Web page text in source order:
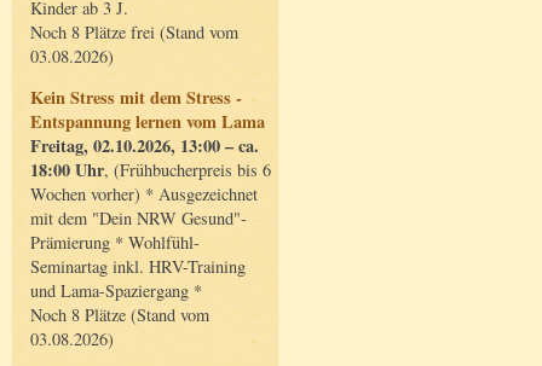
Kinder ab 3 J.
Noch 8 Plätze frei (Stand vom
03.08.2026)
Kein Stress mit dem Stress -
Entspannung lernen vom Lama
Freitag, 02.10.2026, 13:00 – ca.
18:00 Uhr, (Frühbucherpreis bis 6
Wochen vorher) * Ausgezeichnet
mit dem "Dein NRW Gesund"-
Prämierung * Wohlfühl-
Seminartag inkl. HRV-Training
und Lama-Spaziergang *
Noch 8 Plätze (Stand vom
03.08.2026)